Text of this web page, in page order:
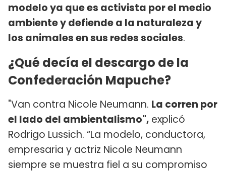
modelo ya que es activista por el medio
ambiente y defiende a la naturaleza y
los animales en sus redes sociales.
¿Qué decía el descargo de la
Confederación Mapuche?
"Van contra Nicole Neumann. La corren por
el lado del ambientalismo", explicó
Rodrigo Lussich. “La modelo, conductora,
empresaria y actriz Nicole Neumann
siempre se muestra fiel a su compromiso